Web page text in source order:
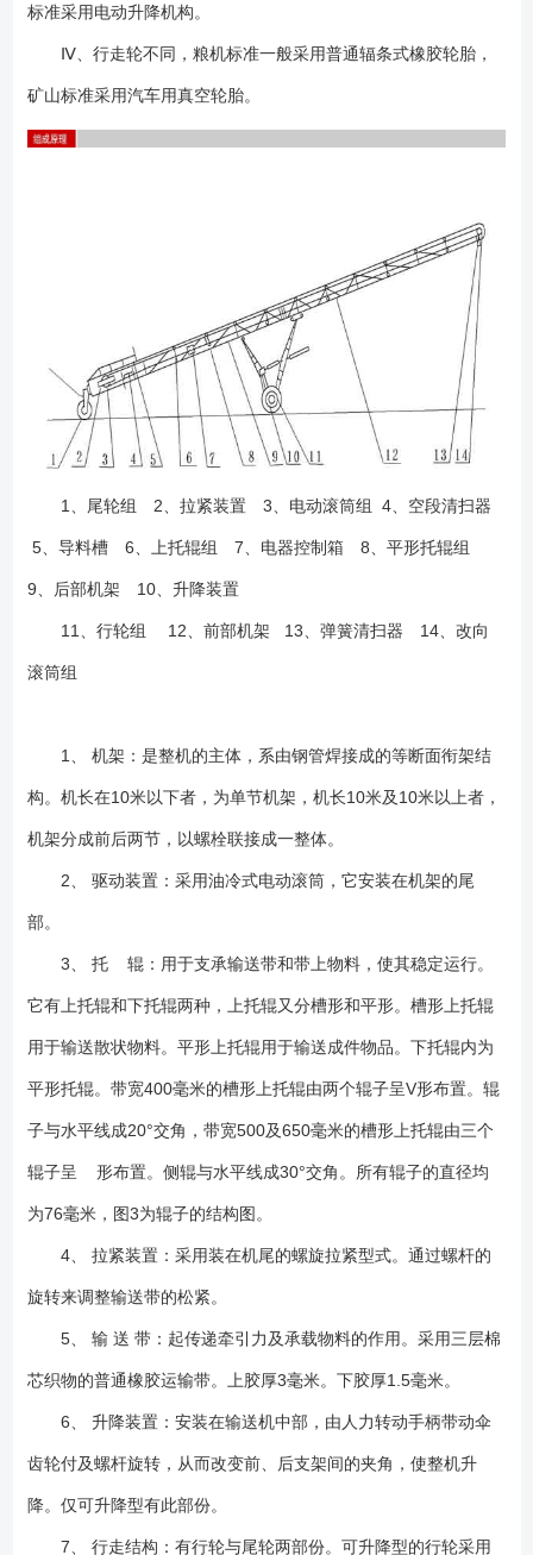
格。根据物料选用平皮带、人字形皮带、挡边带等皮带。 4、设备不局
限以上型号，可以非标设计；
标准采用电动升降机构。
Ⅳ、行走轮不同，粮机标准一般采用普通辐条式橡胶轮胎，
矿山标准采用汽车用真空轮胎。
1、尾轮组 2、拉紧装置 3、电动滚筒组 4、空段清扫器
5、导料槽 6、上托辊组 7、电器控制箱 8、平形托辊组
9、后部机架 10、升降装置
11、行轮组 12、前部机架 13、弹簧清扫器 14、改向
滚筒组
1、 机架：是整机的主体，系由钢管焊接成的等断面衔架结
构。机长在10米以下者，为单节机架，机长10米及10米以上者，
机架分成前后两节，以螺栓联接成一整体。
2、 驱动装置：采用油冷式电动滚筒，它安装在机架的尾
部。
3、 托 辊：用于支承输送带和带上物料，使其稳定运行。
它有上托辊和下托辊两种，上托辊又分槽形和平形。槽形上托辊
用于输送散状物料。平形上托辊用于输送成件物品。下托辊内为
平形托辊。带宽400毫米的槽形上托辊由两个辊子呈V形布置。辊
子与水平线成20°交角，带宽500及650毫米的槽形上托辊由三个
辊子呈 形布置。侧辊与水平线成30°交角。所有辊子的直径均
为76毫米，图3为辊子的结构图。
4、 拉紧装置：采用装在机尾的螺旋拉紧型式。通过螺杆的
旋转来调整输送带的松紧。
5、 输 送 带：起传递牵引力及承载物料的作用。采用三层棉
芯织物的普通橡胶运输带。上胶厚3毫米。下胶厚1.5毫米。
6、 升降装置：安装在输送机中部，由人力转动手柄带动伞
齿轮付及螺杆旋转，从而改变前、后支架间的夹角，使整机升
降。仅可升降型有此部份。
7、 行走结构：有行轮与尾轮两部份。可升降型的行轮采用